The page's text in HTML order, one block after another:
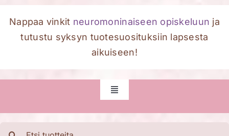
Nappaa vinkit neuromoninaiseen opiskeluun ja
tutustu syksyn tuotesuosituksiin lapsesta
aikuiseen!
Toggle
Etusivu